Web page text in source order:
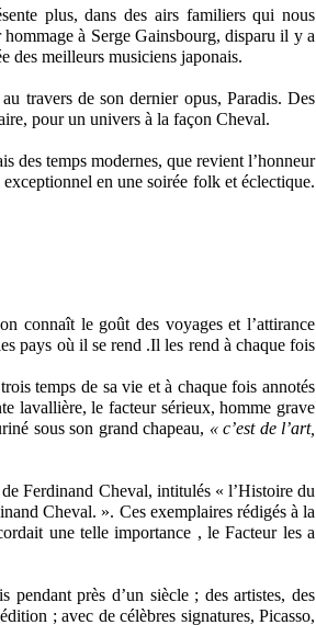
plus, dans des airs familiers qui nous
à Serge Gainsbourg, disparu il y a
des meilleurs musiciens japonais.
travers de son dernier opus, Paradis. Des
pour un univers à la façon Cheval.
des temps modernes, que revient l’honneur
en une soirée folk et éclectique.
connaît le goût des voyages et l’attirance
pays où il se rend .Il les rend à chaque fois
temps de sa vie et à chaque fois annotés
lavallière, le facteur sérieux, homme grave
sous son grand chapeau, « c’est de l’art,
Ferdinand Cheval, intitulés « l’Histoire du
Cheval. ». Ces exemplaires rédigés à la
une telle importance , le Facteur les a
pendant près d’un siècle ; des artistes, des
; avec de célèbres signatures, Picasso,